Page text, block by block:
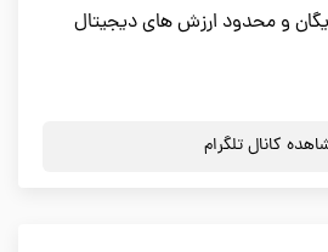
و محدود ارزش های دیجیتال
کانال تلگرام